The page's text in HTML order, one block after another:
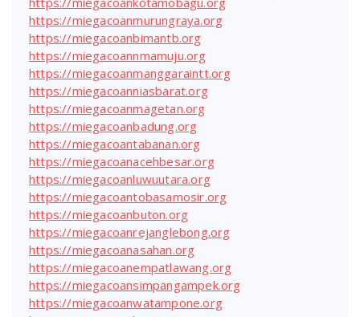
https://miegacoanmurungraya.org
https://miegacoanbimantb.org
https://miegacoannmamuju.org
https://miegacoanmanggaraintt.org
https://miegacoanniasbarat.org
https://miegacoanmagetan.org
https://miegacoanbadung.org
https://miegacoantabanan.org
https://miegacoanacehbesar.org
https://miegacoanluwuutara.org
https://miegacoantobasamosir.org
https://miegacoanbuton.org
https://miegacoanrejanglebong.org
https://miegacoanasahan.org
https://miegacoanempatlawang.org
https://miegacoansimpangampek.org
https://miegacoanwatampone.org